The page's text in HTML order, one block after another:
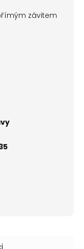
závitem